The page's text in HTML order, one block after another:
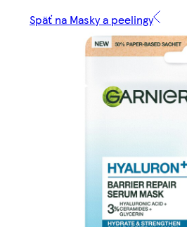
Späť na Masky a peelingy